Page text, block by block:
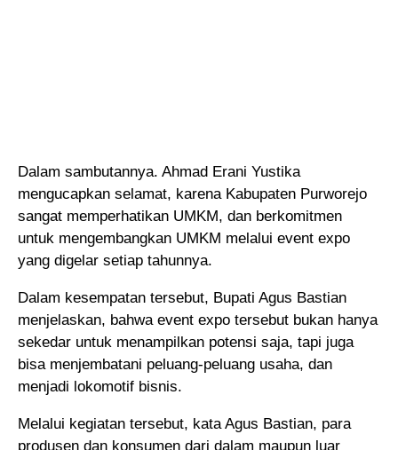
Dalam sambutannya. Ahmad Erani Yustika
mengucapkan selamat, karena Kabupaten Purworejo
sangat memperhatikan UMKM, dan berkomitmen
untuk mengembangkan UMKM melalui event expo
yang digelar setiap tahunnya.
Dalam kesempatan tersebut, Bupati Agus Bastian
menjelaskan, bahwa event expo tersebut bukan hanya
sekedar untuk menampilkan potensi saja, tapi juga
bisa menjembatani peluang-peluang usaha, dan
menjadi lokomotif bisnis.
Melalui kegiatan tersebut, kata Agus Bastian, para
produsen dan konsumen dari dalam maupun luar